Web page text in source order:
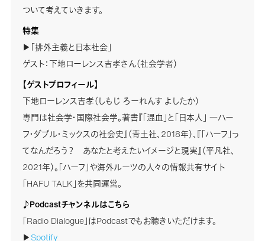
ついて考えていきます。
特集
▶「排外主義と日本社会」
ゲスト：下地ローレンス吉孝さん（社会学者）
【ゲストプロフィール】
下地ローレンス吉孝（しもじ ろーれんす よしたか）
専門は社会学・国際社会学。著書『「混血」と「日本人」 ―ハー
フ・ダブル・ミックスの社会史』（青土社、2018年）、『「ハーフ」っ
てなんだろう？ あなたと考えたいイメージと現実』（平凡社、
2021年）。「ハーフ」や海外ルーツの人々の情報共有サイト
「HAFU TALK」を共同運営。
♪Podcastチャンネルはこちら
「Radio Dialogue」はPodcastでもお聴きいただけます。
▶Spotify